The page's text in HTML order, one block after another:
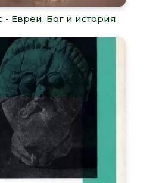
Евреи, Бог и история